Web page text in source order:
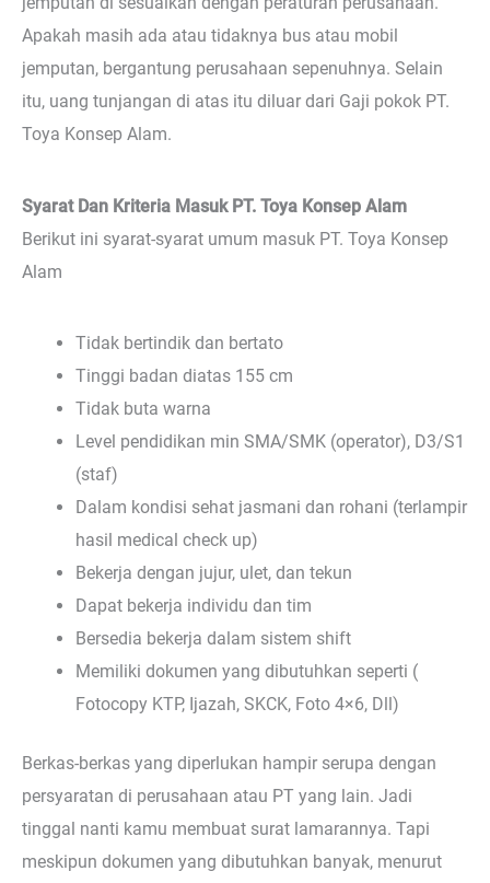
Apakah masih ada atau tidaknya bus atau mobil
jemputan, bergantung perusahaan sepenuhnya. Selain
itu, uang tunjangan di atas itu diluar dari Gaji pokok PT.
Toya Konsep Alam.
Syarat Dan Kriteria Masuk PT. Toya Konsep Alam
Berikut ini syarat-syarat umum masuk PT. Toya Konsep
Alam
Tidak bertindik dan bertato
Tinggi badan diatas 155 cm
Tidak buta warna
Level pendidikan min SMA/SMK (operator), D3/S1
(staf)
Dalam kondisi sehat jasmani dan rohani (terlampir
hasil medical check up)
Bekerja dengan jujur, ulet, dan tekun
Dapat bekerja individu dan tim
Bersedia bekerja dalam sistem shift
Memiliki dokumen yang dibutuhkan seperti (
Fotocopy KTP, Ijazah, SKCK, Foto 4×6, Dll)
Berkas-berkas yang diperlukan hampir serupa dengan
persyaratan di perusahaan atau PT yang lain. Jadi
tinggal nanti kamu membuat surat lamarannya. Tapi
meskipun dokumen yang dibutuhkan banyak, menurut